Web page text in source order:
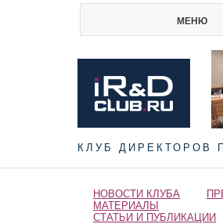
МЕНЮ
КЛУБ ДИРЕКТОРОВ
НАУКЕ И
НОВОСТИ КЛУБА
МАТЕРИАЛЫ
СТАТЬИ И ПУБЛИКАЦИИ